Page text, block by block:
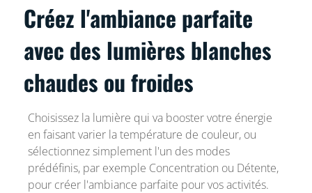
Créez l'ambiance parfaite
avec des lumières blanches
chaudes ou froides
Choisissez la lumière qui va booster votre énergie
en faisant varier la température de couleur, ou
sélectionnez simplement l'un des modes
prédéfinis, par exemple Concentration ou Détente,
pour créer l'ambiance parfaite pour vos activités.